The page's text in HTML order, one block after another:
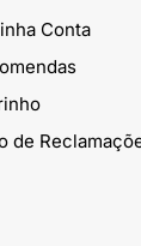
Conta
de